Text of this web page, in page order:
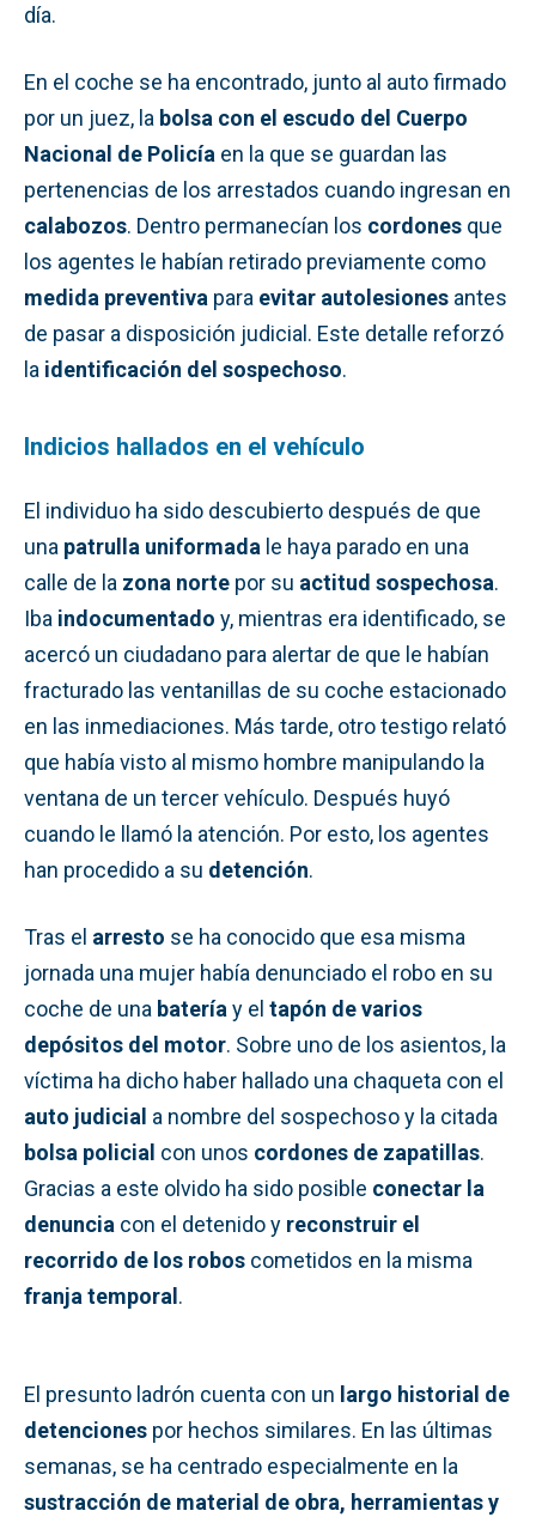
día.
En el coche se ha encontrado, junto al auto firmado
por un juez, la bolsa con el escudo del Cuerpo
Nacional de Policía en la que se guardan las
pertenencias de los arrestados cuando ingresan en
calabozos. Dentro permanecían los cordones que
los agentes le habían retirado previamente como
medida preventiva para evitar autolesiones antes
de pasar a disposición judicial. Este detalle reforzó
la identificación del sospechoso.
Indicios hallados en el vehículo
El individuo ha sido descubierto después de que
una patrulla uniformada le haya parado en una
calle de la zona norte por su actitud sospechosa.
Iba indocumentado y, mientras era identificado, se
acercó un ciudadano para alertar de que le habían
fracturado las ventanillas de su coche estacionado
en las inmediaciones. Más tarde, otro testigo relató
que había visto al mismo hombre manipulando la
ventana de un tercer vehículo. Después huyó
cuando le llamó la atención. Por esto, los agentes
han procedido a su detención.
Tras el arresto se ha conocido que esa misma
jornada una mujer había denunciado el robo en su
coche de una batería y el tapón de varios
depósitos del motor. Sobre uno de los asientos, la
víctima ha dicho haber hallado una chaqueta con el
auto judicial a nombre del sospechoso y la citada
bolsa policial con unos cordones de zapatillas.
Gracias a este olvido ha sido posible conectar la
denuncia con el detenido y reconstruir el
recorrido de los robos cometidos en la misma
franja temporal.
El presunto ladrón cuenta con un largo historial de
detenciones por hechos similares. En las últimas
semanas, se ha centrado especialmente en la
sustracción de material de obra, herramientas y